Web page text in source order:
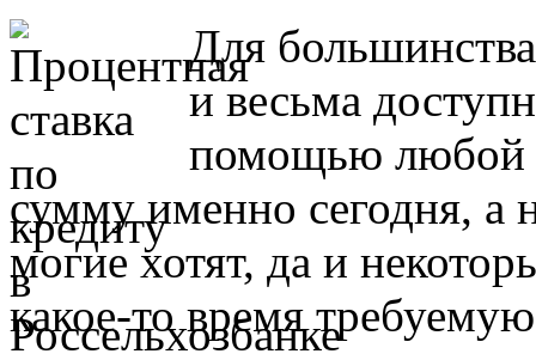
Для
и весьма
помощью любой
сумму именно сегодня, а
могие хотят, да и
какое-то время